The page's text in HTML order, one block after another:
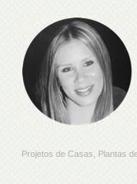
Projetos de Casas, Plantas